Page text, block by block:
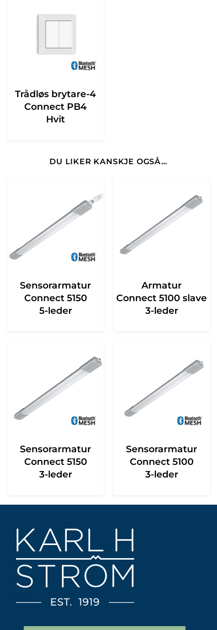
Trådløs brytare-4
Connect PB4
Hvit
DU LIKER KANSKJE OGSÅ…
Sensorarmatur
Connect 5150
5-leder
Armatur
Connect 5100 slave
3-leder
Sensorarmatur
Connect 5150
3-leder
Sensorarmatur
Connect 5100
3-leder